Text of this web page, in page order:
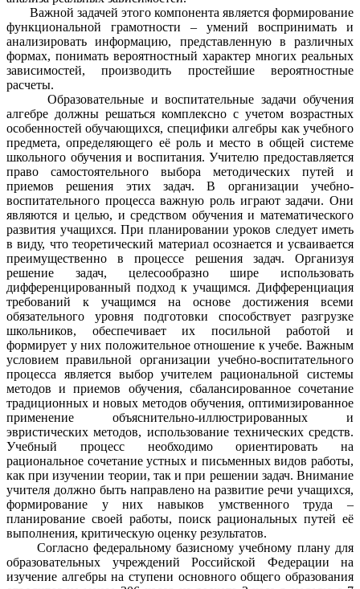
Важной задачей этого компонента является формирование
функциональной грамотности – умений воспринимать и
анализировать информацию, представленную в различных
формах, понимать вероятностный характер многих реальных
зависимостей, производить простейшие вероятностные
расчеты.
Образовательные и воспитательные задачи обучения
алгебре должны решаться комплексно с учетом возрастных
особенностей обучающихся, специфики алгебры как учебного
предмета, определяющего её роль и место в общей системе
школьного обучения и воспитания. Учителю предоставляется
право самостоятельного выбора методических путей и
приемов решения этих задач. В организации учебно-
воспитательного процесса важную роль играют задачи. Они
являются и целью, и средством обучения и математического
развития учащихся. При планировании уроков следует иметь
в виду, что теоретический материал осознается и усваивается
преимущественно в процессе решения задач. Организуя
решение задач, целесообразно шире использовать
дифференцированный подход к учащимся. Дифференциация
требований к учащимся на основе достижения всеми
обязательного уровня подготовки способствует разгрузке
школьников, обеспечивает их посильной работой и
формирует у них положительное отношение к учебе. Важным
условием правильной организации учебно-воспитательного
процесса является выбор учителем рациональной системы
методов и приемов обучения, сбалансированное сочетание
традиционных и новых методов обучения, оптимизированное
применение объяснительно-иллюстрированных и
эвристических методов, использование технических средств.
Учебный процесс необходимо ориентировать на
рациональное сочетание устных и письменных видов работы,
как при изучении теории, так и при решении задач. Внимание
учителя должно быть направлено на развитие речи учащихся,
формирование у них навыков умственного труда –
планирование своей работы, поиск рациональных путей её
выполнения, критическую оценку результатов.
Согласно федеральному базисному учебному плану для
образовательных учреждений Российской Федерации на
изучение алгебры на ступени основного общего образования